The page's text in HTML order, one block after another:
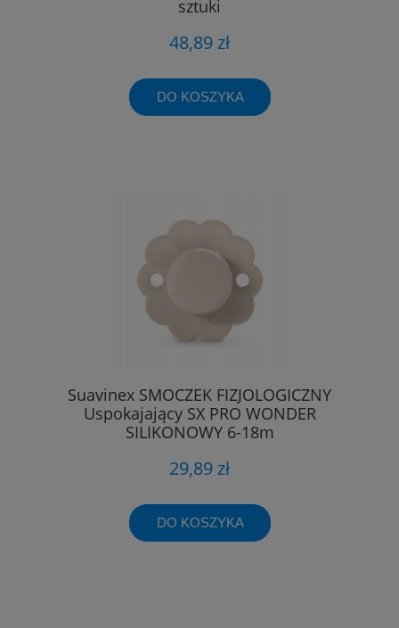
sztuki
48,89 zł
DO KOSZYKA
Suavinex SMOCZEK FIZJOLOGICZNY
Uspokajający SX PRO WONDER
SILIKONOWY 6-18m
29,89 zł
DO KOSZYKA